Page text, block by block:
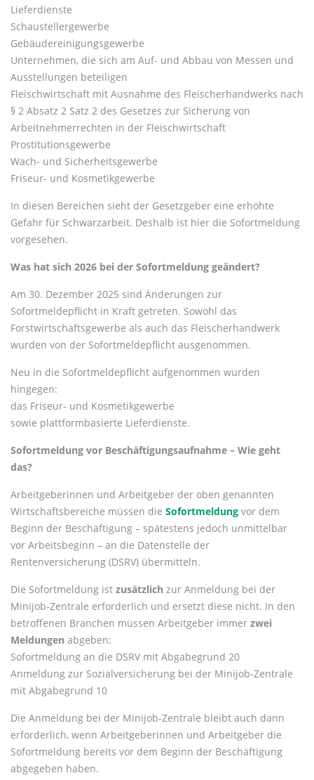
Lieferdienste
Schaustellergewerbe
Gebäudereinigungsgewerbe
Unternehmen, die sich am Auf- und Abbau von Messen und
Ausstellungen beteiligen
Fleischwirtschaft mit Ausnahme des Fleischerhandwerks nach
§ 2 Absatz 2 Satz 2 des Gesetzes zur Sicherung von
Arbeitnehmerrechten in der Fleischwirtschaft
Prostitutionsgewerbe
Wach- und Sicherheitsgewerbe
Friseur- und Kosmetikgewerbe
In diesen Bereichen sieht der Gesetzgeber eine erhöhte
Gefahr für Schwarzarbeit. Deshalb ist hier die Sofortmeldung
vorgesehen.
Was hat sich 2026 bei der Sofortmeldung geändert?
Am 30. Dezember 2025 sind Änderungen zur
Sofortmeldepflicht in Kraft getreten. Sowohl das
Forstwirtschaftsgewerbe als auch das Fleischerhandwerk
wurden von der Sofortmeldepflicht ausgenommen.
Neu in die Sofortmeldepflicht aufgenommen wurden
hingegen:
das Friseur- und Kosmetikgewerbe
sowie plattformbasierte Lieferdienste.
Sofortmeldung vor Beschäftigungsaufnahme – Wie geht
das?
Arbeitgeberinnen und Arbeitgeber der oben genannten
Wirtschaftsbereiche müssen die Sofortmeldung vor dem
Beginn der Beschäftigung – spätestens jedoch unmittelbar
vor Arbeitsbeginn – an die Datenstelle der
Rentenversicherung (DSRV) übermitteln.
Die Sofortmeldung ist zusätzlich zur Anmeldung bei der
Minijob-Zentrale erforderlich und ersetzt diese nicht. In den
betroffenen Branchen müssen Arbeitgeber immer zwei
Meldungen abgeben:
Sofortmeldung an die DSRV mit Abgabegrund 20
Anmeldung zur Sozialversicherung bei der Minijob-Zentrale
mit Abgabegrund 10
Die Anmeldung bei der Minijob-Zentrale bleibt auch dann
erforderlich, wenn Arbeitgeberinnen und Arbeitgeber die
Sofortmeldung bereits vor dem Beginn der Beschäftigung
abgegeben haben.